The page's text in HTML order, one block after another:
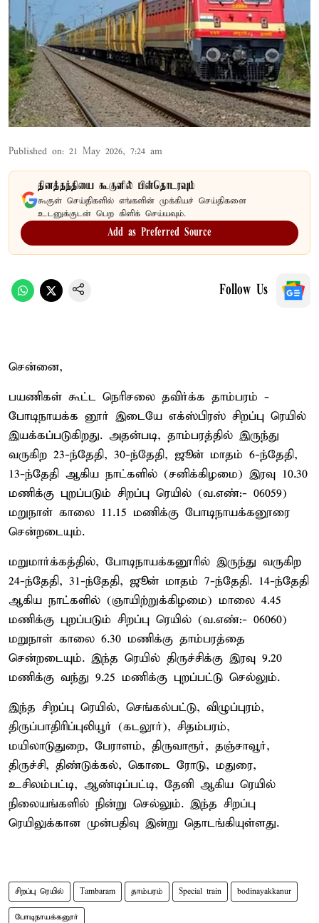
Published on: 21 May 2026, 7:24 am
தினத்தந்தியை கூகுளில் பின்தொடரவும்
கூகுள் செய்திகளில் எங்களின் முக்கியச் செய்திகளை
உடனுக்குடன் பெற கிளிக் செய்யவும்.
Add as Preferred Source
Follow Us
சென்னை,
பயணிகள் கூட்ட நெரிசலை தவிர்க்க தாம்பரம் -
போடிநாயக்க னூர் இடையே எக்ஸ்பிரஸ் சிறப்பு ரெயில்
இயக்கப்படுகிறது. அதன்படி, தாம்பரத்தில் இருந்து
வருகிற 23-ந்தேதி, 30-ந்தேதி, ஜூன் மாதம் 6-ந்தேதி,
13-ந்தேதி ஆகிய நாட்களில் (சனிக்கிழமை) இரவு 10.30
மணிக்கு புறப்படும் சிறப்பு ரெயில் (வ.எண்:- 06059)
மறுநாள் காலை 11.15 மணிக்கு போடிநாயக்கனூரை
சென்றடையும்.
மறுமார்க்கத்தில், போடிநாயக்கனூரில் இருந்து வருகிற
24-ந்தேதி, 31-ந்தேதி, ஜூன் மாதம் 7-ந்தேதி. 14-ந்தேதி
ஆகிய நாட்களில் (ஞாயிற்றுக்கிழமை) மாலை 4.45
மணிக்கு புறப்படும் சிறப்பு ரெயில் (வ.எண்:- 06060)
மறுநாள் காலை 6.30 மணிக்கு தாம்பரத்தை
சென்றடையும். இந்த ரெயில் திருச்சிக்கு இரவு 9.20
மணிக்கு வந்து 9.25 மணிக்கு புறப்பட்டு செல்லும்.
இந்த சிறப்பு ரெயில், செங்கல்பட்டு, விழுப்புரம்,
திருப்பாதிரிப்புலியூர் (கடலூர்), சிதம்பரம்,
மயிலாடுதுறை, பேராளம், திருவாரூர், தஞ்சாவூர்,
திருச்சி, திண்டுக்கல், கொடை ரோடு, மதுரை,
உசிலம்பட்டி, ஆண்டிப்பட்டி, தேனி ஆகிய ரெயில்
நிலையங்களில் நின்று செல்லும். இந்த சிறப்பு
ரெயிலுக்கான முன்பதிவு இன்று தொடங்கியுள்ளது.
சிறப்பு ரெயில் Tambaram தாம்பரம் Special train bodinayakkanur
போடிநாயக்கனூர்